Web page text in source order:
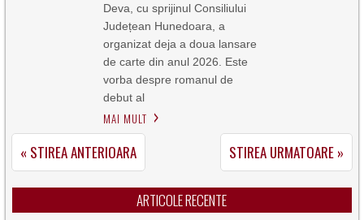
Deva, cu sprijinul Consiliului
Județean Hunedoara, a
organizat deja a doua lansare
de carte din anul 2026. Este
vorba despre romanul de
debut al
MAI MULT
« STIREA ANTERIOARA STIREA URMATOARE »
ARTICOLE RECENTE